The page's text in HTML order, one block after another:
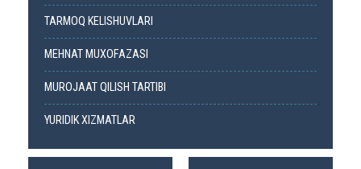
TARMOQ KELISHUVLARI
MEHNAT MUXOFAZASI
MUROJAAT QILISH TARTIBI
YURIDIK XIZMATLAR